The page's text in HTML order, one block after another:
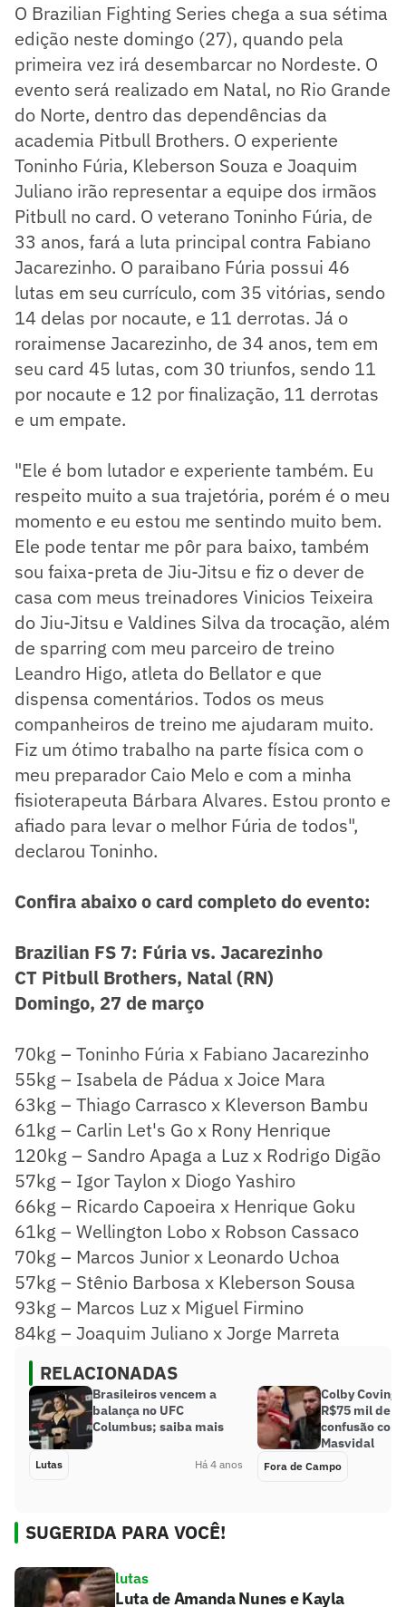
O Brazilian Fighting Series chega a sua sétima
edição neste domingo (27), quando pela
primeira vez irá desembarcar no Nordeste. O
evento será realizado em Natal, no Rio Grande
do Norte, dentro das dependências da
academia Pitbull Brothers. O experiente
Toninho Fúria, Kleberson Souza e Joaquim
Juliano irão representar a equipe dos irmãos
Pitbull no card. O veterano Toninho Fúria, de
33 anos, fará a luta principal contra Fabiano
Jacarezinho. O paraibano Fúria possui 46
lutas em seu currículo, com 35 vitórias, sendo
14 delas por nocaute, e 11 derrotas. Já o
roraimense Jacarezinho, de 34 anos, tem em
seu card 45 lutas, com 30 triunfos, sendo 11
por nocaute e 12 por finalização, 11 derrotas
e um empate.
"Ele é bom lutador e experiente também. Eu
respeito muito a sua trajetória, porém é o meu
momento e eu estou me sentindo muito bem.
Ele pode tentar me pôr para baixo, também
sou faixa-preta de Jiu-Jitsu e fiz o dever de
casa com meus treinadores Vinicios Teixeira
do Jiu-Jitsu e Valdines Silva da trocação, além
de sparring com meu parceiro de treino
Leandro Higo, atleta do Bellator e que
dispensa comentários. Todos os meus
companheiros de treino me ajudaram muito.
Fiz um ótimo trabalho na parte física com o
meu preparador Caio Melo e com a minha
fisioterapeuta Bárbara Alvares. Estou pronto e
afiado para levar o melhor Fúria de todos",
declarou Toninho.
Confira abaixo o card completo do evento:
Brazilian FS 7: Fúria vs. Jacarezinho
CT Pitbull Brothers, Natal (RN)
Domingo, 27 de março
70kg – Toninho Fúria x Fabiano Jacarezinho
55kg – Isabela de Pádua x Joice Mara
63kg – Thiago Carrasco x Kleverson Bambu
61kg – Carlin Let's Go x Rony Henrique
120kg – Sandro Apaga a Luz x Rodrigo Digão
57kg – Igor Taylon x Diogo Yashiro
66kg – Ricardo Capoeira x Henrique Goku
61kg – Wellington Lobo x Robson Cassaco
70kg – Marcos Junior x Leonardo Uchoa
57kg – Stênio Barbosa x Kleberson Sousa
93kg – Marcos Luz x Miguel Firmino
84kg – Joaquim Juliano x Jorge Marreta
RELACIONADAS
Brasileiros vencem a
balança no UFC
Columbus; saiba mais
Lutas Há 4 anos
Colby
R$75 mil de
confusão
Masvidal
Fora de Campo
SUGERIDA PARA VOCÊ!
lutas
Luta de Amanda Nunes e Kayla